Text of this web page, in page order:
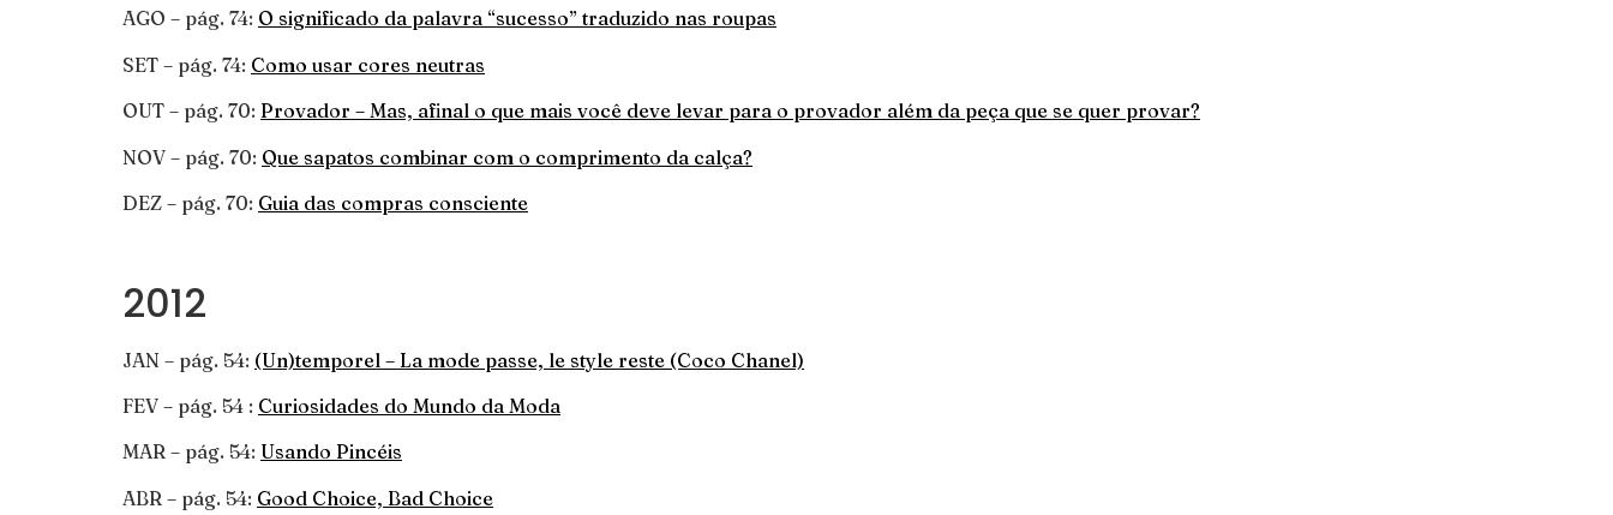
AGO – pág. 74: O significado da palavra “sucesso” traduzido nas roupas
SET – pág. 74: Como usar cores neutras
OUT – pág. 70: Provador – Mas, afinal o que mais você deve levar para o provador além da peça que se quer provar?
NOV – pág. 70: Que sapatos combinar com o comprimento da calça?
DEZ – pág. 70: Guia das compras consciente
2012
JAN – pág. 54: (Un)temporel – La mode passe, le style reste (Coco Chanel)
FEV – pág. 54 : Curiosidades do Mundo da Moda
MAR – pág. 54: Usando Pincéis
ABR – pág. 54: Good Choice, Bad Choice